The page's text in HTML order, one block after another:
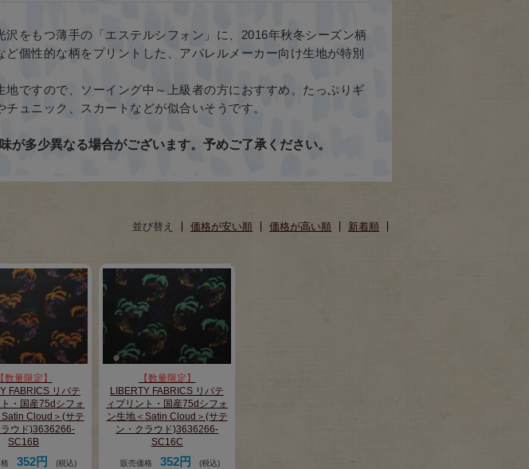
沢をもつ薄手の「エステルシフォン」に、2016年秋冬シーズン柄
個性的な柄をプリントした、アパレルメーカー向け生地が特別
地ですので、ソーイング中～上級者の方におすすめ。たっぷりギ
ュニック、スカートなどが似合いそうです。
が多少異なる場合がございます。予めご了承ください。
並び替え 価格が安い順 価格が高い順
新着順
【数量限定】
FABRICS リバテ
・国産75dシフォ
Cloud＞(サテ
ウド)3636266-
SC16B
352円 (税込)
【数量限定】
LIBERTY FABRICS リバテ
ィプリント・国産75dシフォ
ン生地＜Satin Cloud＞(サテ
ン・クラウド)3636266-
SC16C
販売価格 352円 (税込)